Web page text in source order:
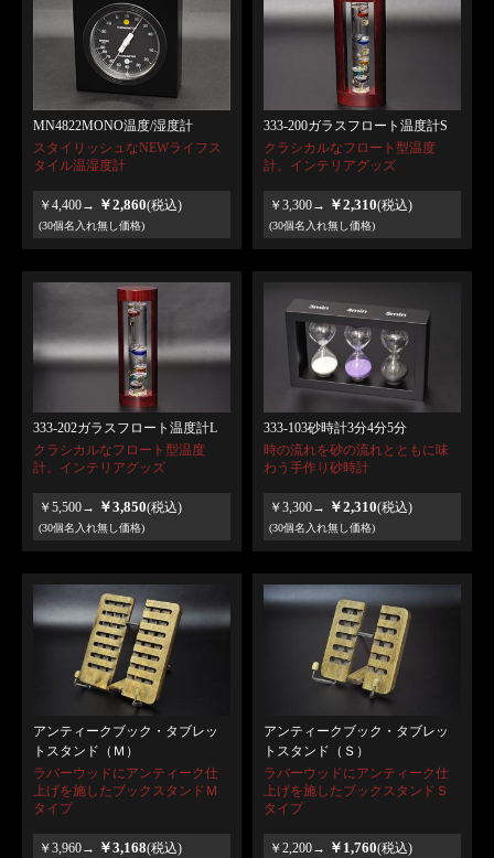
MN4822MONO温度/湿度計
スタイリッシュなNEWライフス
タイル温湿度計
￥4,400→ ￥2,860(税込)
(30個名入れ無し価格)
333-200ガラスフロート温度計S
クラシカルなフロート型温度
計。インテリアグッズ
￥3,300→ ￥2,310(税込)
(30個名入れ無し価格)
333-202ガラスフロート温度計L
クラシカルなフロート型温度
計。インテリアグッズ
￥5,500→ ￥3,850(税込)
(30個名入れ無し価格)
333-103砂時計3分4分5分
時の流れを砂の流れとともに味
わう手作り砂時計
￥3,300→ ￥2,310(税込)
(30個名入れ無し価格)
アンティークブック・タブレッ
トスタンド（Ｍ）
ラバーウッドにアンティーク仕
上げを施したブックスタンドＭ
タイプ
￥3,960→ ￥3,168(税込)
アンティークブック・タブレッ
トスタンド（Ｓ）
ラバーウッドにアンティーク仕
上げを施したブックスタンドＳ
タイプ
￥2,200→ ￥1,760(税込)